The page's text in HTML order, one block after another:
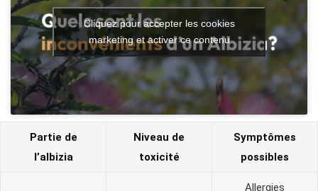
Cliquez pour accepter les cookies
marketing et activer ce contenu
Partie de
l’albizia
Niveau de
toxicité
Symptômes
possibles
Allergies